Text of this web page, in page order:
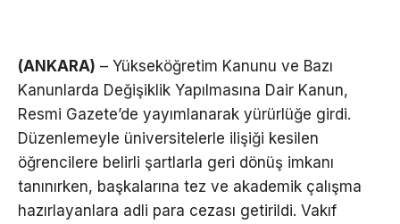
(ANKARA) – Yükseköğretim Kanunu ve Bazı
Kanunlarda Değişiklik Yapılmasına Dair Kanun,
Resmi Gazete’de yayımlanarak yürürlüğe girdi.
Düzenlemeyle üniversitelerle ilişiği kesilen
öğrencilere belirli şartlarla geri dönüş imkanı
tanınırken, başkalarına tez ve akademik çalışma
hazırlayanlara adli para cezası getirildi. Vakıf